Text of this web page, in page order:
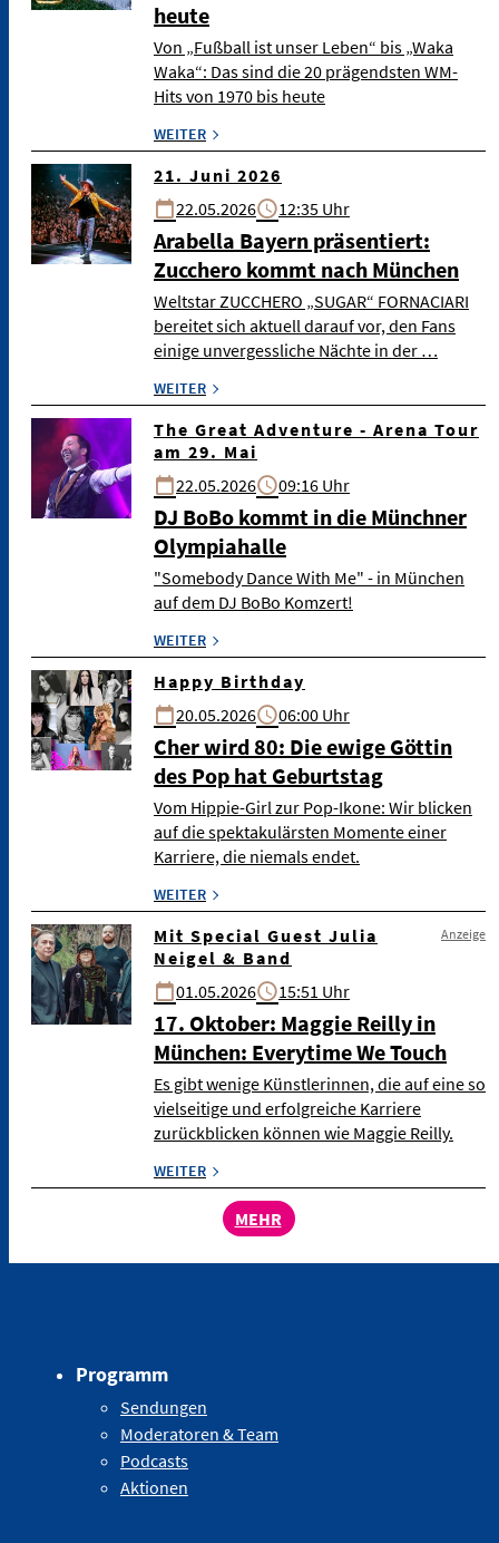
heute
Von „Fußball ist unser Leben“ bis „Waka
Waka“: Das sind die 20 prägendsten WM-
Hits von 1970 bis heute
WEITER
21. Juni 2026
22.05.2026
12:35 Uhr
Arabella Bayern präsentiert:
Zucchero kommt nach München
Weltstar ZUCCHERO „SUGAR“ FORNACIARI
bereitet sich aktuell darauf vor, den Fans
einige unvergessliche Nächte in der …
WEITER
The Great Adventure - Arena Tour
am 29. Mai
22.05.2026
09:16 Uhr
DJ BoBo kommt in die Münchner
Olympiahalle
"Somebody Dance With Me" - in München
auf dem DJ BoBo Komzert!
WEITER
Happy Birthday
20.05.2026
06:00 Uhr
Cher wird 80: Die ewige Göttin
des Pop hat Geburtstag
Vom Hippie-Girl zur Pop-Ikone: Wir blicken
auf die spektakulärsten Momente einer
Karriere, die niemals endet.
WEITER
Mit Special Guest Julia
Neigel & Band
Anzeige
01.05.2026 15:51 Uhr
17. Oktober: Maggie Reilly in
München: Everytime We Touch
Es gibt wenige Künstlerinnen, die auf eine so
vielseitige und erfolgreiche Karriere
zurückblicken können wie Maggie Reilly.
WEITER
MEHR
Programm
Sendungen
Moderatoren & Team
Podcasts
Aktionen